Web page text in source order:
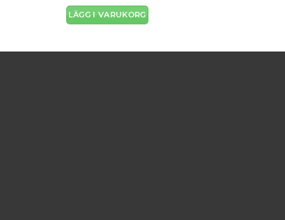
LÄGG I VARUKORG